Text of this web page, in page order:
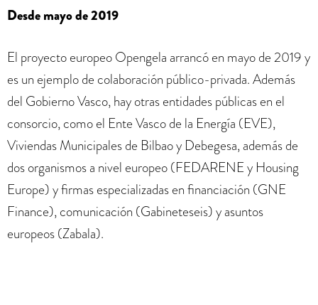
Desde mayo de 2019
El proyecto europeo Opengela arrancó en mayo de 2019 y
es un ejemplo de colaboración público-privada. Además
del Gobierno Vasco, hay otras entidades públicas en el
consorcio, como el Ente Vasco de la Energía (EVE),
Viviendas Municipales de Bilbao y Debegesa, además de
dos organismos a nivel europeo (FEDARENE y Housing
Europe) y firmas especializadas en financiación (GNE
Finance), comunicación (Gabineteseis) y asuntos
europeos (Zabala).